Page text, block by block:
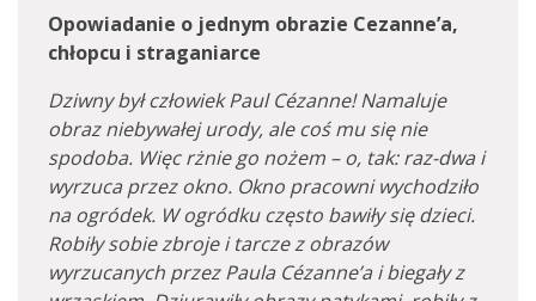
Opowiadanie o jednym obrazie Cezanne’a,
chłopcu i straganiarce
Dziwny był człowiek Paul Cézanne! Namaluje
obraz niebywałej urody, ale coś mu się nie
spodoba. Więc rżnie go nożem – o, tak: raz-dwa i
wyrzuca przez okno. Okno pracowni wychodziło
na ogródek. W ogródku często bawiły się dzieci.
Robiły sobie zbroje i tarcze z obrazów
wyrzucanych przez Paula Cézanne’a i biegały z